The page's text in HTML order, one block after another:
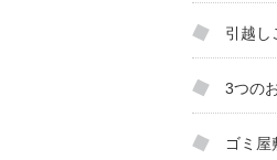
引越し
3つの
ゴミ屋